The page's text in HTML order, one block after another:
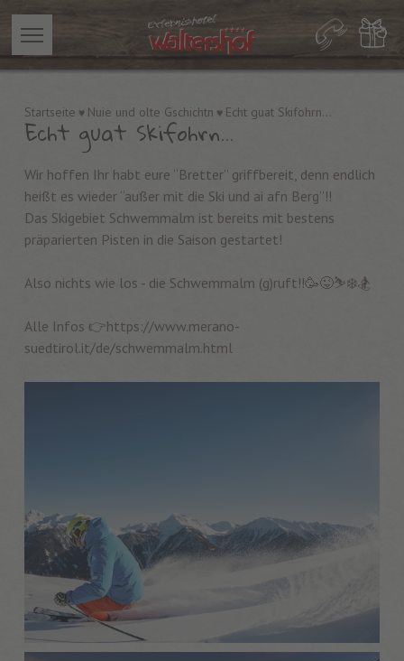
Startseite Nuie und olte Gschichtn Echt guat Skifohrn...
Echt guat Skifohrn...
Wir hoffen Ihr habt eure “Bretter” griffbereit, denn endlich
heißt es wieder “außer mit die Ski und ai afn Berg”!!
Das Skigebiet Schwemmalm ist bereits mit bestens
präparierten Pisten in die Saison gestartet!
Also nichts wie los - die Schwemmalm (g)ruft!!🥳😜⛷❄️🏂
Alle Infos 👉https://www.merano-
suedtirol.it/de/schwemmalm.html